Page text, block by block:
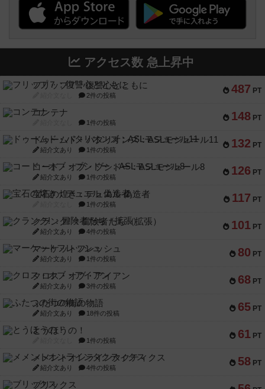
アクセス数 急上昇中
487 PT
フリップ７：復讐心とともに
2件の投稿
148 PT
コンテナ
1件の投稿
132 PT
ドゥームド・バタリオンズ：ASLモジュール11
紹介文あり 1件の投稿
126 PT
コード・オブ・ブシドー：ASLモジュール8
紹介文あり 1件の投稿
117 PT
宝石の煌き：デュエル 偽造者
1件の投稿
101 PT
クランク! ：冒険者たち（拡張）
紹介文あり 4件の投稿
80 PT
マーケットフレッシュ
紹介文あり 1件の投稿
68 PT
クロス・オブ・アイアン
紹介文あり 3件の投稿
65 PT
ふたつの街の物語
紹介文あり 18件の投稿
61 PT
とうほうの！
1件の投稿
58 PT
メメントオンラインタクティクス
紹介文あり 4件の投稿
ブリックス